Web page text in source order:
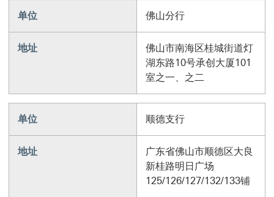
单位 佛山分行
地址
佛山市南海区桂城街道灯
湖东路10号承创大厦101
室之一、之二
单位 顺德支行
地址
广东省佛山市顺德区大良
新桂路明日广场
125/126/127/132/133铺